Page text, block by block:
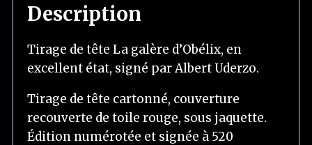
Description
Tirage de tête La galère d’Obélix, en
excellent état, signé par Albert Uderzo.
Tirage de tête cartonné, couverture
recouverte de toile rouge, sous jaquette.
Édition numérotée et signée à 520